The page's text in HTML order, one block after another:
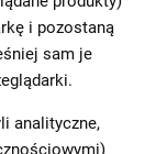
i pozostaną
sam je
analityczne,